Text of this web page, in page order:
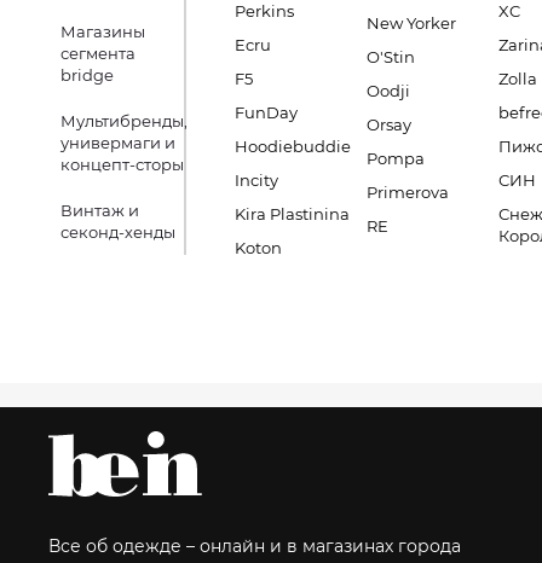
Магазины
сегмента
bridge
Мультибренды,
универмаги и
концепт-сторы
Винтаж и
секонд-хенды
Perkins
Ecru
F5
FunDay
Hoodiebuddie
Incity
Kira Plastinina
Koton
New Yorker
O'Stin
Oodji
Orsay
Pompa
Primerova
RE
XC
Zolla
СИН
Все об одежде – онлайн и в магазинах города